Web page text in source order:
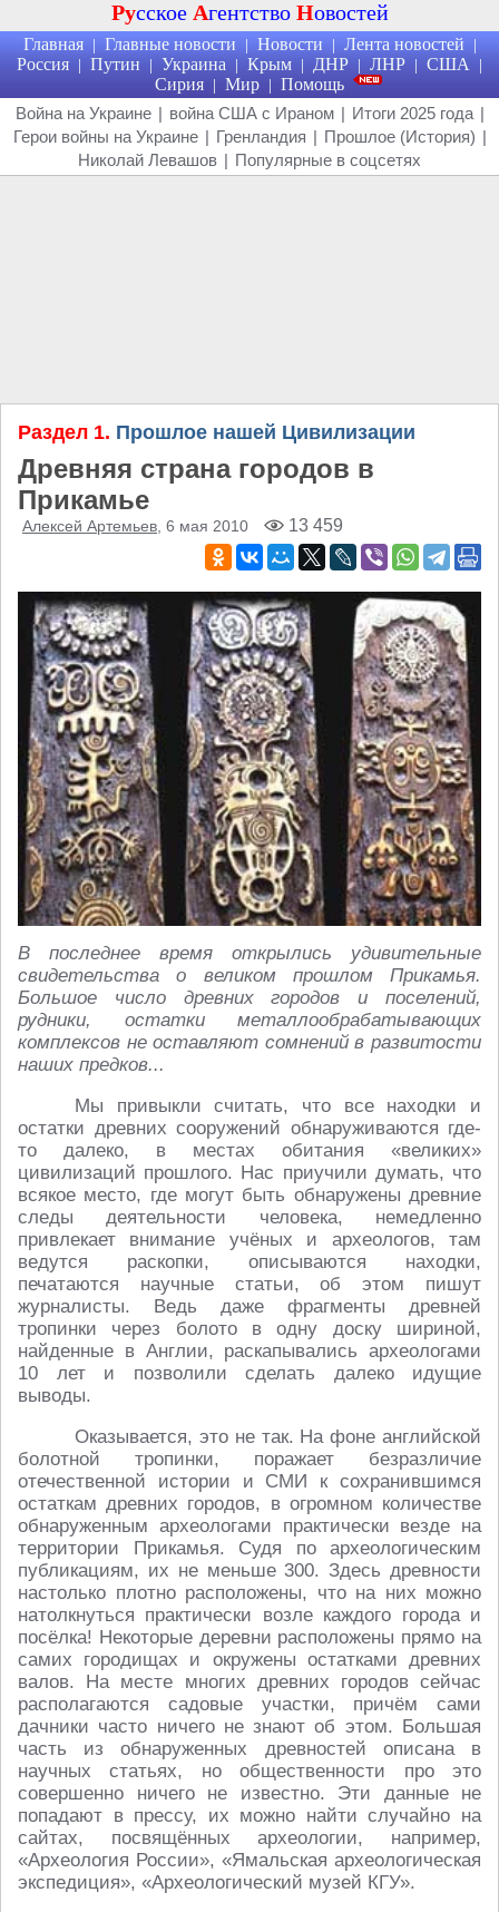
Русское Агентство Новостей
Главная | Главные новости | Новости | Лента новостей |
Россия | Путин | Украина | Крым | ДНР | ЛНР | США |
Сирия | Мир | Помощь
Война на Украине | война США с Ираном | Итоги 2025 года |
Герои войны на Украине | Гренландия | Прошлое (История) |
Николай Левашов | Популярные в соцсетях
Раздел 1. Прошлое нашей Цивилизации
Древняя страна городов в
Прикамье
Алексей Артемьев , 6 мая 2010 13 459
В последнее время открылись удивительные
свидетельства о великом прошлом Прикамья.
Большое число древних городов и поселений,
рудники, остатки металлообрабатывающих
комплексов не оставляют сомнений в развитости
наших предков...
Мы привыкли считать, что все находки и
остатки древних сооружений обнаруживаются где-
то далеко, в местах обитания «великих»
цивилизаций прошлого. Нас приучили думать, что
всякое место, где могут быть обнаружены древние
следы деятельности человека, немедленно
привлекает внимание учёных и археологов, там
ведутся раскопки, описываются находки,
печатаются научные статьи, об этом пишут
журналисты. Ведь даже фрагменты древней
тропинки через болото в одну доску шириной,
найденные в Англии, раскапывались археологами
10 лет и позволили сделать далеко идущие
выводы.
Оказывается, это не так. На фоне английской
болотной тропинки, поражает безразличие
отечественной истории и СМИ к сохранившимся
остаткам древних городов, в огромном количестве
обнаруженным археологами практически везде на
территории Прикамья. Судя по археологическим
публикациям, их не меньше 300. Здесь древности
настолько плотно расположены, что на них можно
натолкнуться практически возле каждого города и
посёлка! Некоторые деревни расположены прямо на
самих городищах и окружены остатками древних
валов. На месте многих древних городов сейчас
располагаются садовые участки, причём сами
дачники часто ничего не знают об этом. Большая
часть из обнаруженных древностей описана в
научных статьях, но общественности про это
совершенно ничего не известно. Эти данные не
попадают в прессу, их можно найти случайно на
сайтах, посвящённых археологии, например,
«Археология России», «Ямальская археологическая
экспедиция», «Археологический музей КГУ».